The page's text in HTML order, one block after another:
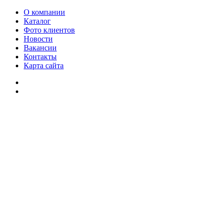
О компании
Каталог
Фото клиентов
Новости
Вакансии
Контакты
Карта сайта